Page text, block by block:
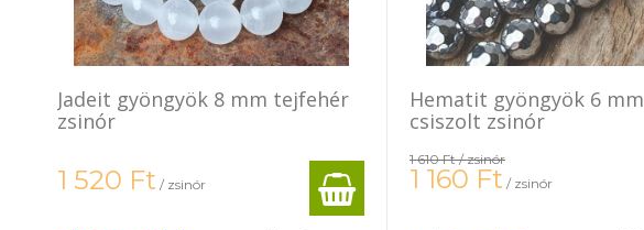
Jadeit gyöngyök 8 mm tejfehér
zsinór
1 520 Ft / zsinór
Hematit gyöngyök 6
csiszolt zsinór
1 610 Ft/ zsinór
1 160 Ft / zsinór